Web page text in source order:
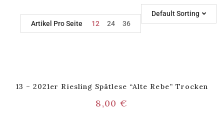
Default Sorting
Artikel Pro Seite
12 24 36
13 – 2021er Riesling Spätlese “Alte Rebe” Trocken
8,00€